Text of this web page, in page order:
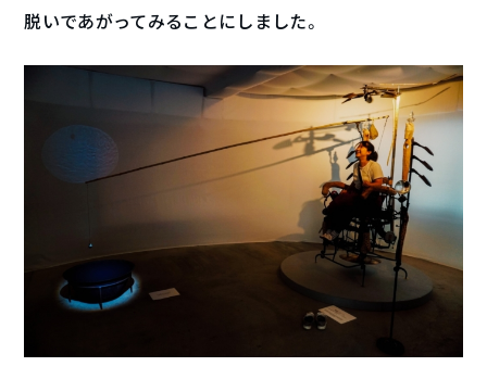
脱いであがってみることにしました。